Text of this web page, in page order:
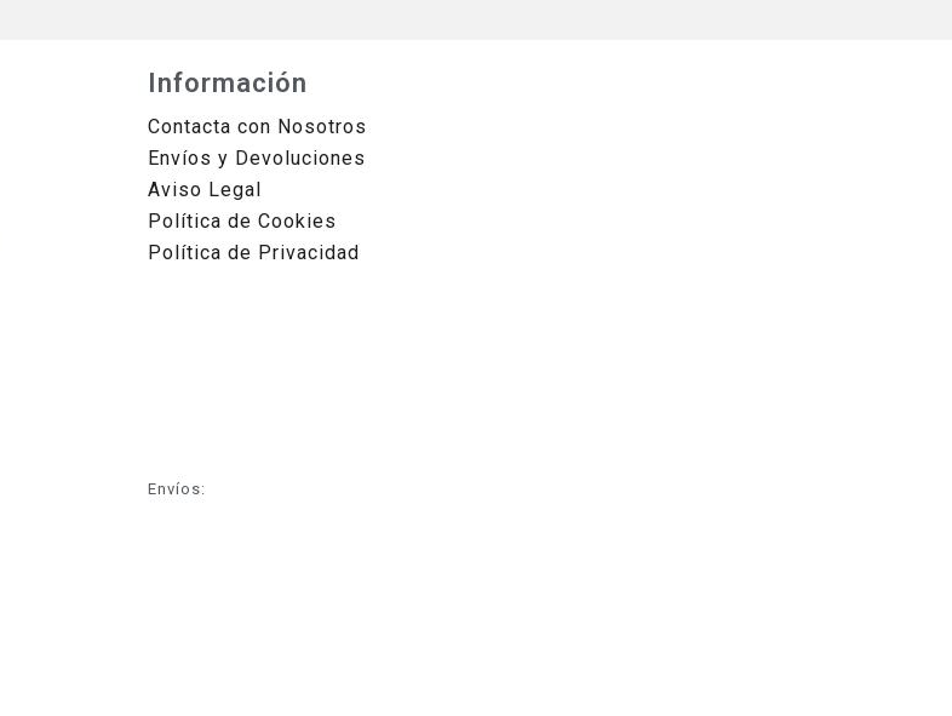
Información
Contacta con Nosotros
Envíos y Devoluciones
Aviso Legal
Política de Cookies
Política de Privacidad
Envíos: